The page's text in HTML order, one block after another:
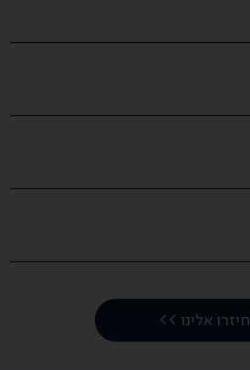
חיזרו אלינו >>